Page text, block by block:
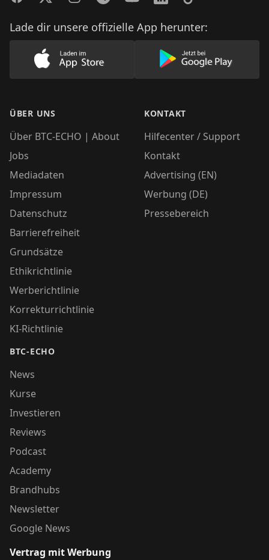
Lade dir unsere offizielle App herunter:
Lade unsere App im AppStore herunter
Lade unsere
ÜBER UNS
Über BTC-ECHO | About
Jobs
Mediadaten
Impressum
Datenschutz
Barrierefreiheit
Grundsätze
Ethikrichtlinie
Werberichtlinie
Korrekturrichtlinie
KI-Richtlinie
BTC-ECHO
News
Kurse
Investieren
Reviews
Podcast
Academy
Brandhubs
Newsletter
Google News
KONTAKT
Hilfecenter / Support
Kontakt
Advertising (EN)
Werbung (DE)
Pressebereich
Vertrag mit Werbung